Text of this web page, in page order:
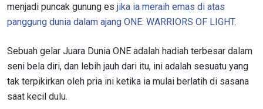
menjadi puncak gunung es jika ia meraih emas di atas
panggung dunia dalam ajang ONE: WARRIORS OF LIGHT.
Sebuah gelar Juara Dunia ONE adalah hadiah terbesar dalam
seni bela diri, dan lebih jauh dari itu, ini adalah sesuatu yang
tak terpikirkan oleh pria ini ketika ia mulai berlatih di sasana
saat kecil dulu.